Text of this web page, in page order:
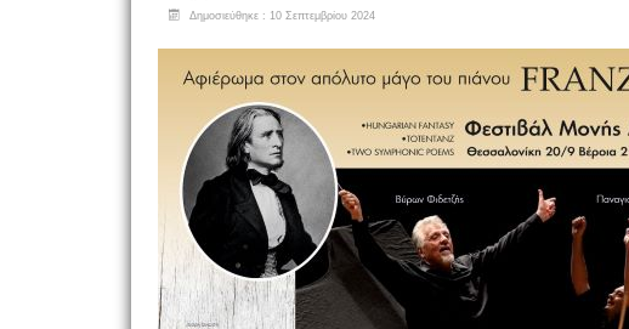
Δημοσιεύθηκε : 10 Σεπτεμβρίου 2024